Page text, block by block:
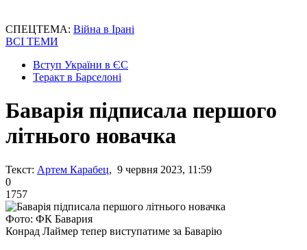
СПЕЦТЕМА: Війна в Ірані
ВСІ ТЕМИ
Вступ України в ЄС
Теракт в Барселоні
Баварія підписала першого
літнього новачка
Текст: Артем Карабец, 9 червня 2023, 11:59
0
1757
Фото: ФК Бавария
Конрад Лаймер тепер виступатиме за Баварію